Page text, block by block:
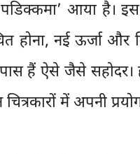
आया है।
होना, नई ऊर्जा
हैं ऐसे जैसे सहोदर।
में अपनी